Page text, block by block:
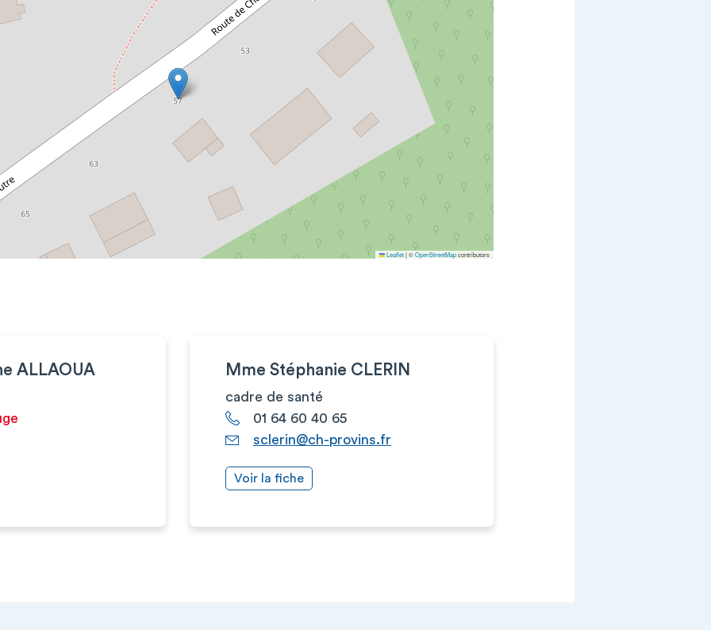
Leaflet|©OpenStreetMapcontributors
ALLAOUA Mme Stéphanie CLERIN
cadre de santé
01 64 60 40 65
sclerin@ch-provins.fr
Voir la fiche